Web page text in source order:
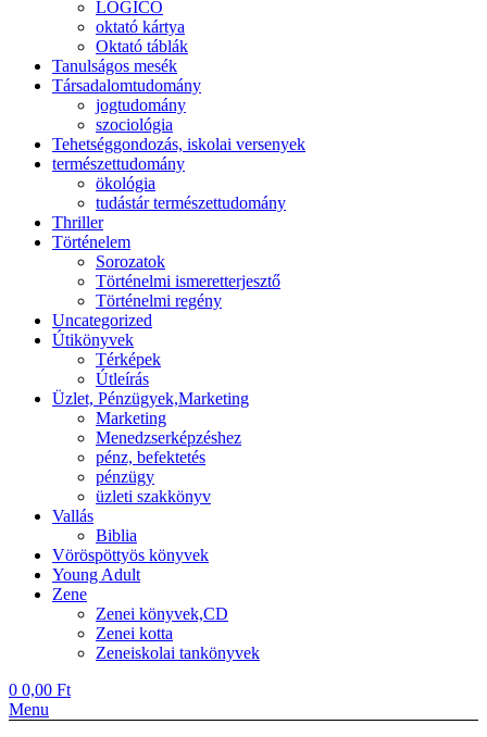
LOGICO
oktató kártya
Oktató táblák
Tanulságos mesék
Társadalomtudomány
jogtudomány
szociológia
Tehetséggondozás, iskolai versenyek
természettudomány
ökológia
tudástár természettudomány
Thriller
Történelem
Sorozatok
Történelmi ismeretterjesztő
Történelmi regény
Uncategorized
Útikönyvek
Térképek
Útleírás
Üzlet, Pénzügyek,Marketing
Marketing
Menedzserképzéshez
pénz, befektetés
pénzügy
üzleti szakkönyv
Vallás
Biblia
Vöröspöttyös könyvek
Young Adult
Zene
Zenei könyvek,CD
Zenei kotta
Zeneiskolai tankönyvek
0 0,00 Ft
Menu